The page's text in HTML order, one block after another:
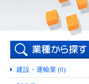
建設・運輸業 (0)